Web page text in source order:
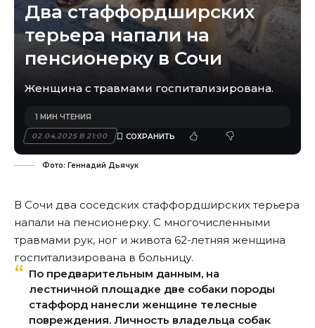
Два стаффордширских
терьера напали на
пенсионерку в Сочи
Женщина с травмами госпитализирована.
02.04.2025 В 21:00
1 МИН ЧТЕНИЯ
Фото: Геннадий Дьячук
В Сочи два соседских стаффордширских терьера
напали на пенсионерку. С многочисленными
травмами рук, ног и живота 62-летняя женщина
госпитализирована в больницу.
По предварительным данным, на
лестничной площадке две собаки породы
стаффорд нанесли женщине телесные
повреждения. Личность владельца собак